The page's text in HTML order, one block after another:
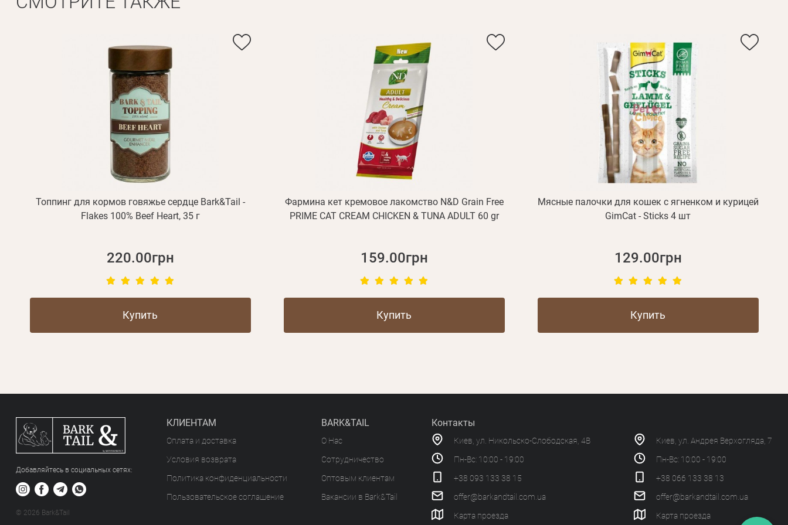
Топпинг для кормов говяжье сердце Bark&Tail -
Flakes 100% Beef Heart, 35 г
220.00грн
Купить
Фармина кет кремовое лакомство N&D Grain Free
PRIME CAT CREAM CHICKEN & TUNA ADULT 60 gr
159.00грн
Купить
Мясные палочки для кошек с ягненком и курицей
GimCat - Sticks 4 шт
129.00грн
Купить
Добавляйтесь в социальных сетяx:
© 2026 Bark&Tail
КЛИЕНТАМ
Оплата и доставка
Условия возврата
Политика конфиденциальности
Пользовательское соглашение
BARK&TAIL
О Нас
Сотрудничество
Оптовым клиентам
Вакансии в Bark&Tail
Контакты
Киев, ул. Никольско-Слободская, 4В
Пн-Вс: 10:00 - 19:00
+38 093 133 38 15
offer@barkandtail.com.ua
Карта проезда
Киев, ул. Андрея Верхогляда, 7
Пн-Вс: 10:00 - 19:00
+38 066 133 38 13
offer@barkandtail.com.ua
Карта проезда